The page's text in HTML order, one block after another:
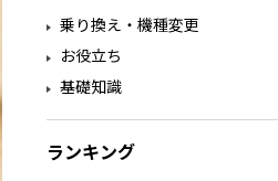
乗り換え・機種変更
お役立ち
基礎知識
ランキング